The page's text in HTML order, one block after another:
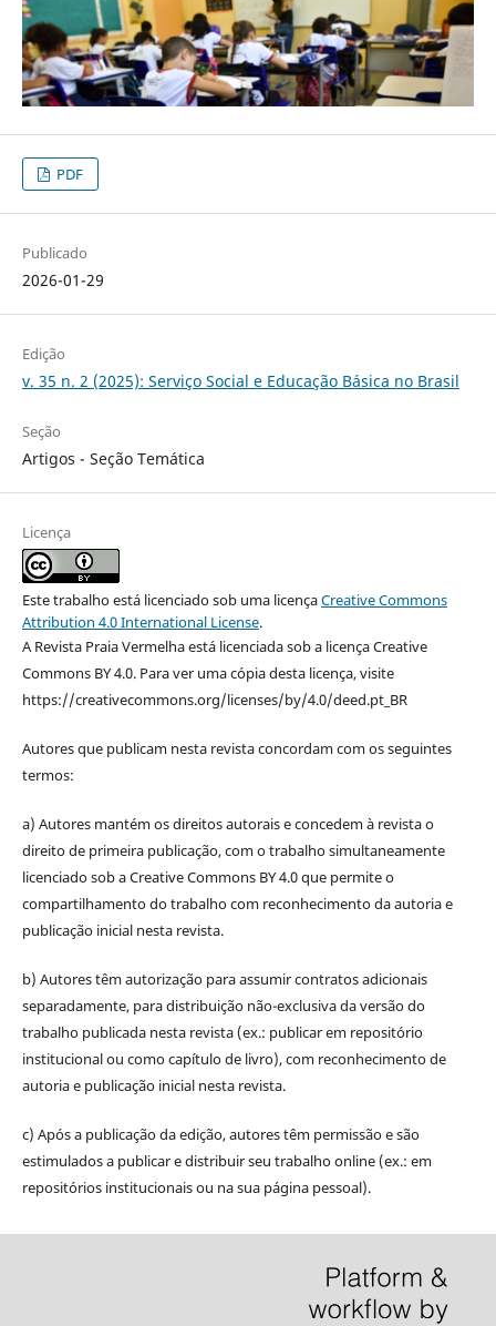
PDF
Publicado
2026-01-29
Edição
v. 35 n. 2 (2025): Serviço Social e Educação Básica no Brasil
Seção
Artigos - Seção Temática
Licença
Este trabalho está licenciado sob uma licençaCreative Commons
Attribution 4.0 International License.
A Revista Praia Vermelha está licenciada sob a licença Creative
Commons BY 4.0. Para ver uma cópia desta licença, visite
https://creativecommons.org/licenses/by/4.0/deed.pt_BR
Autores que publicam nesta revista concordam com os seguintes
termos:
a) Autores mantém os direitos autorais e concedem à revista o
direito de primeira publicação, com o trabalho simultaneamente
licenciado sob a Creative Commons BY 4.0 que permite o
compartilhamento do trabalho com reconhecimento da autoria e
publicação inicial nesta revista.
b) Autores têm autorização para assumir contratos adicionais
separadamente, para distribuição não-exclusiva da versão do
trabalho publicada nesta revista (ex.: publicar em repositório
institucional ou como capítulo de livro), com reconhecimento de
autoria e publicação inicial nesta revista.
c) Após a publicação da edição, autores têm permissão e são
estimulados a publicar e distribuir seu trabalho online (ex.: em
repositórios institucionais ou na sua página pessoal).